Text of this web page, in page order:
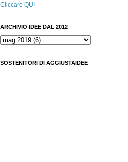
Cliccare QUI
ARCHIVIO IDEE DAL 2012
SOSTENITORI DI AGGIUSTAIDEE